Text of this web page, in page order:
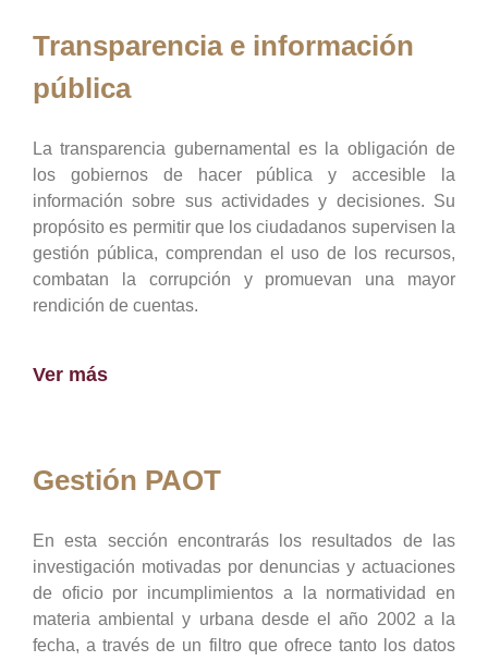
Transparencia e información
pública
La transparencia gubernamental es la obligación de
los gobiernos de hacer pública y accesible la
información sobre sus actividades y decisiones. Su
propósito es permitir que los ciudadanos supervisen la
gestión pública, comprendan el uso de los recursos,
combatan la corrupción y promuevan una mayor
rendición de cuentas.
Ver más
Gestión PAOT
En esta sección encontrarás los resultados de las
investigación motivadas por denuncias y actuaciones
de oficio por incumplimientos a la normatividad en
materia ambiental y urbana desde el año 2002 a la
fecha, a través de un filtro que ofrece tanto los datos